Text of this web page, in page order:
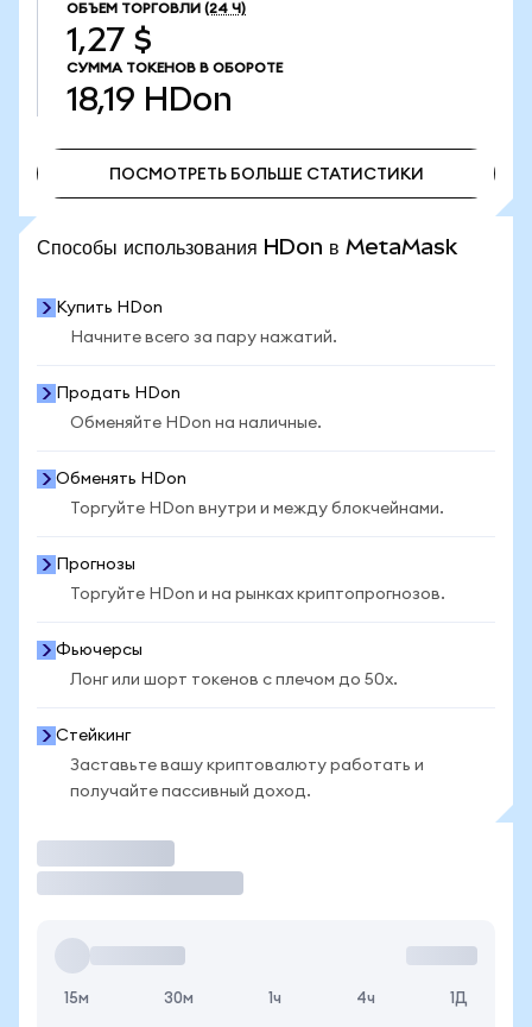
ОБЪЕМ ТОРГОВЛИ (24 Ч)
1,27 $
СУММА ТОКЕНОВ В ОБОРОТЕ
18,19 HDon
ПОСМОТРЕТЬ БОЛЬШЕ СТАТИСТИКИ
Способы использования HDon в MetaMask
Купить HDon
Начните всего за пару нажатий.
Продать HDon
Обменяйте HDon на наличные.
Обменять HDon
Торгуйте HDon внутри и между блокчейнами.
Прогнозы
Торгуйте HDon и на рынках криптопрогнозов.
Фьючерсы
Лонг или шорт токенов с плечом до 50x.
Стейкинг
Заставьте вашу криптовалюту работать и
получайте пассивный доход.
15м 30м 1ч 4ч 1Д